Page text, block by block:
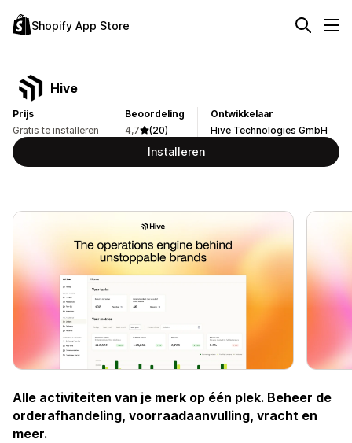
Shopify App Store
Hive
Prijs
Gratis te installeren
Beoordeling
4,7
(20)
Ontwikkelaar
Hive Technologies GmbH
Installeren
Alle activiteiten van je merk op één plek. Beheer de
orderafhandeling, voorraadaanvulling, vracht en
meer.